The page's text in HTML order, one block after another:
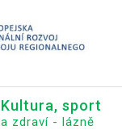
Kultura, sport
a zdraví - lázně